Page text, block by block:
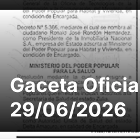
Gaceta
29/06/2026